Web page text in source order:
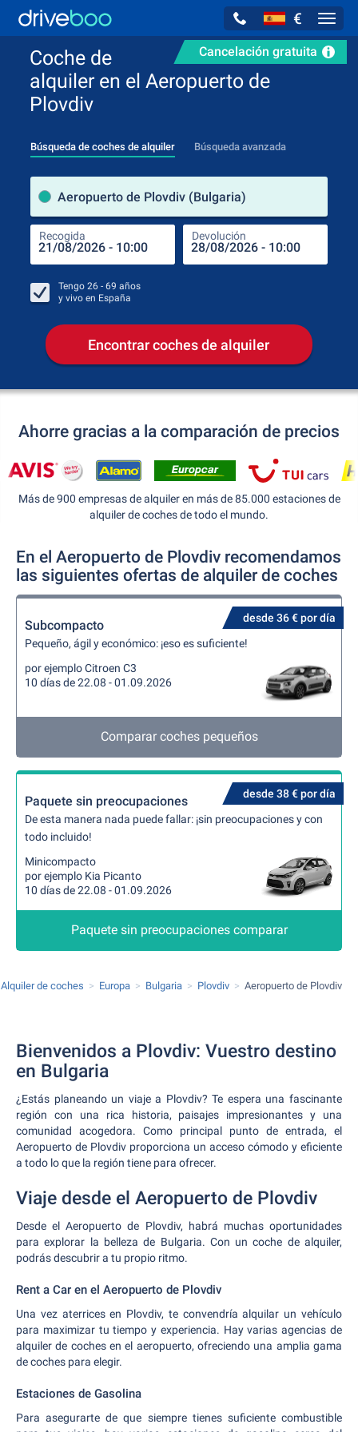
€
Cancelación gratuita
Coche de
alquiler en el Aeropuerto de
Plovdiv
Búsqueda de coches de alquiler Búsqueda avanzada
Aeropuerto de Plovdiv (Bulgaria)
Recogida Devolución
Tengo 26 - 69 años
y vivo en España
Encontrar coches de alquiler
Ahorre gracias a la comparación de precios
Más de 900 empresas de alquiler en más de 85.000 estaciones de
alquiler de coches de todo el mundo.
En el Aeropuerto de Plovdiv recomendamos
las siguientes ofertas de alquiler de coches
desde 36 € por día
Subcompacto
Pequeño, ágil y económico: ¡eso es suficiente!
por ejemplo Citroen C3
10 días de 22.08 - 01.09.2026
Comparar coches pequeños
desde 38 € por día
Paquete sin preocupaciones
De esta manera nada puede fallar: ¡sin preocupaciones y con
todo incluido!
Minicompacto
por ejemplo Kia Picanto
10 días de 22.08 - 01.09.2026
Paquete sin preocupaciones comparar
Alquiler de coches Europa Bulgaria Plovdiv Aeropuerto de Plovdiv
Bienvenidos a Plovdiv: Vuestro destino
en Bulgaria
¿Estás planeando un viaje a Plovdiv? Te espera una fascinante
región con una rica historia, paisajes impresionantes y una
comunidad acogedora. Como principal punto de entrada, el
Aeropuerto de Plovdiv proporciona un acceso cómodo y eficiente
a todo lo que la región tiene para ofrecer.
Viaje desde el Aeropuerto de Plovdiv
Desde el Aeropuerto de Plovdiv, habrá muchas oportunidades
para explorar la belleza de Bulgaria. Con un coche de alquiler,
podrás descubrir a tu propio ritmo.
Rent a Car en el Aeropuerto de Plovdiv
Una vez aterrices en Plovdiv, te convendría alquilar un vehículo
para maximizar tu tiempo y experiencia. Hay varias agencias de
alquiler de coches en el aeropuerto, ofreciendo una amplia gama
de coches para elegir.
Estaciones de Gasolina
Para asegurarte de que siempre tienes suficiente combustible